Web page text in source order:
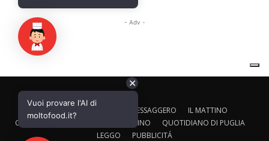
CALTAGIRONE EDITORE IL MESSAGGERO
IL MATTINO
CORRIERE ADRIATICO
IL GAZZETTINO
QUOTIDIANO DI PUGLIA
LEGGO
PUBBLICITÁ
✕
Vuoi provare l'AI di
moltofood.it?